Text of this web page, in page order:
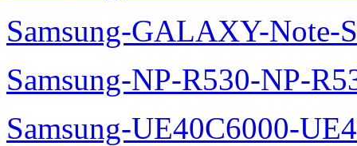
Samsung-GALAXY-Note-
Samsung-NP-R530-NP-
Samsung-UE40C6000-